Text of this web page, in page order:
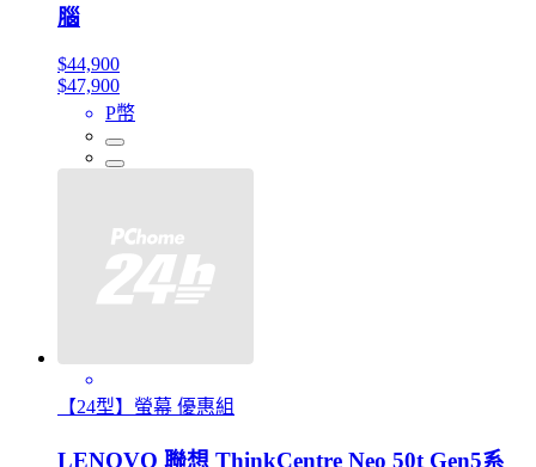
腦
$44,900
$47,900
P幣
【24型】螢幕 優惠組
LENOVO 聯想 ThinkCentre Neo 50t Gen5系